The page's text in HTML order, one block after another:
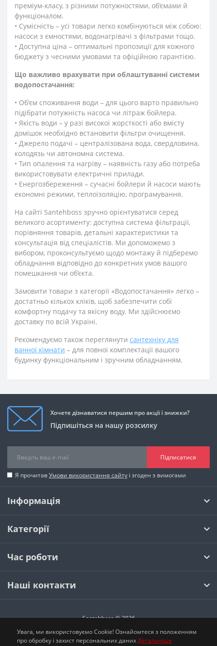
преміум-класу, з різними потужностями, об’ємами й
функціоналом.
• Сумісність – усі товари легко комбінуються між собою:
насоси з ємностями, водонагрівачі з фільтрами тощо.
• Доступна ціна – оптимальні пропозиції для кожного
бюджету з чесними умовами та офіційною гарантією.
Що важливо врахувати при облаштуванні системи
водопостачання:
• Об'єм споживання води – для цього варто правильно
підібрати потужність насоса чи літраж бойлера.
• Якість води – у разі високої жорсткості або вмісту
домішок необхідно встановити фільтри очищення.
• Джерело подачі – централізована вода, свердловина,
колодязь чи автономна система.
• Тип опалення та нагріву – наявність газу або потреба
використовувати електричні прилади.
• Енергозбереження – сучасні бойлери й насоси мають
економні режими, теплоізоляцію, програмування.
На сайті Santehboss зручно орієнтуватися серед
великого асортименту: доступна система фільтрації,
порівняння товарів, детальні характеристики та
консультація від спеціалістів. Ми допоможемо з
вибором, проконсультуємо щодо монтажу й підберемо
обладнання відповідно до конкретних умов вашого
помешкання чи об’єкта.
Замовити товари з категорії «Водопостачання» легко –
достатньо кількох кліків, щоб забезпечити собі
комфортну подачу та якісну воду. Ми здійснюємо
доставку по всій Україні.
Рекомендуємо також переглянути сантехніку для
ванної кімнати – для повної комплектації вашого
будинку функціональним і зручним обладнанням.
Хочете дізнаватися першим про акції і знижки?
Підпишіться на нашу розсилку
Підписатися
Я прочитавУмови використання сайту і згоден з вимогами
Інформація
Категорії
Час роботи
Наші контакти
Santehboss © 2026
Увага, ми використовуємо Cookie! Ознайомтеся з положенням
про обробку і захист персональних данихДетальніше